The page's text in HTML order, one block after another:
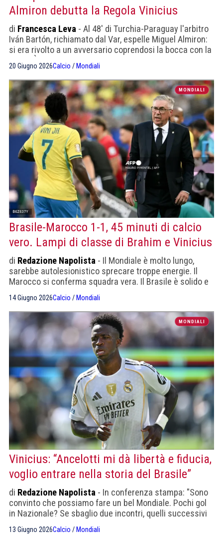
Almiron debutta la Regola Vinicius
di Francesca Leva - Al 48' di Turchia-Paraguay l'arbitro
Iván Bartón, richiamato dal Var, espelle Miguel Almiron:
si era rivolto a un avversario coprendosi la bocca con la
nata dal caso Vinicius-Prestianni in Champions e
approvata a fine aprile. Il Paraguay vince lo stesso e
manda a casa la Turchia di Montella.
20 Giugno 2026Calcio / Mondiali
MONDIALI
Brasile-Marocco 1-1, 45 minuti di calcio
vero. Lampi di classe di Brahim e Vinicius
di Redazione Napolista - Il Mondiale è molto lungo,
sarebbe autolesionistico sprecare troppe energie. Il
Marocco si conferma squadra vera. Il Brasile è solido e
Molto bene il 18enne marocchino Bouaddi.
14 Giugno 2026Calcio / Mondiali
MONDIALI
Vinicius: “Ancelotti mi dà libertà e fiducia,
voglio entrare nella storia del Brasile”
di Redazione Napolista - In conferenza stampa: "Sono
convinto che possiamo fare un bel Mondiale. Pochi gol
in Nazionale? Se sbaglio due incontri, quelli successivi
più a lungo."
13 Giugno 2026Calcio / Mondiali